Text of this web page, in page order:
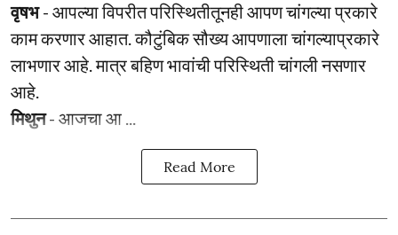
वृषभ- आपल्या विपरीत परिस्थितीतूनही आपण चांगल्या प्रकारे
काम करणार आहात. कौटुंबिक सौख्य आपणाला चांगल्याप्रकारे
लाभणार आहे. मात्र बहिण भावांची परिस्थिती चांगली नसणार
आहे.
मिथुन- आजचा आ ...
Read More